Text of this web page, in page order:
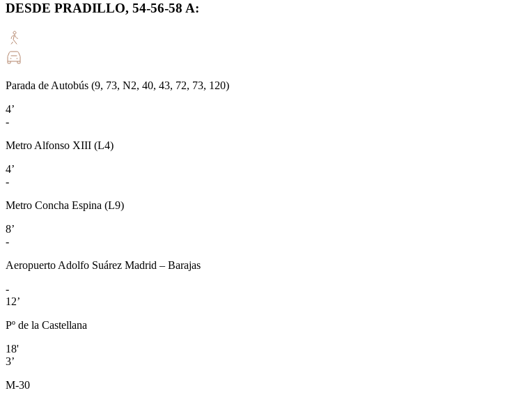
DESDE PRADILLO, 54-56-58 A:
Parada de Autobús (9, 73, N2, 40, 43, 72, 73, 120)
4’
-
Metro Alfonso XIII (L4)
4’
-
Metro Concha Espina (L9)
8’
-
Aeropuerto Adolfo Suárez Madrid – Barajas
-
12’
Pº de la Castellana
18'
3’
M-30